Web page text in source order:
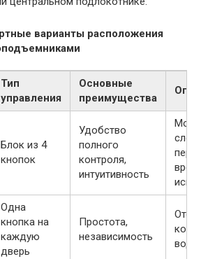
варианты расположения
Тип
управления
Основные
преимущества
Блок из 4
кнопок
Удобство
полного
контроля,
интуитивность
Одна
кнопка на
каждую
дверь
Простота,
независимость